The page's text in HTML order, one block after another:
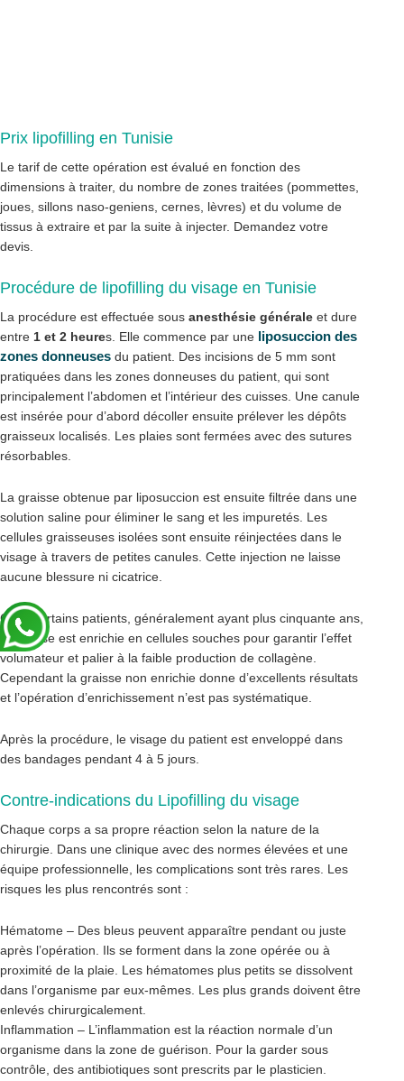
Prix lipofilling en Tunisie
Le tarif de cette opération est évalué en fonction des
dimensions à traiter, du nombre de zones traitées (pommettes,
joues, sillons naso-geniens, cernes, lèvres) et du volume de
tissus à extraire et par la suite à injecter. Demandez votre
devis.
Procédure de lipofilling du visage en Tunisie
La procédure est effectuée sous anesthésie générale et dure
entre 1 et 2 heures. Elle commence par une liposuccion des
zones donneuses du patient. Des incisions de 5 mm sont
pratiquées dans les zones donneuses du patient, qui sont
principalement l’abdomen et l’intérieur des cuisses. Une canule
est insérée pour d’abord décoller ensuite prélever les dépôts
graisseux localisés. Les plaies sont fermées avec des sutures
résorbables.
La graisse obtenue par liposuccion est ensuite filtrée dans une
solution saline pour éliminer le sang et les impuretés. Les
cellules graisseuses isolées sont ensuite réinjectées dans le
visage à travers de petites canules. Cette injection ne laisse
aucune blessure ni cicatrice.
Chez certains patients, généralement ayant plus cinquante ans,
la graisse est enrichie en cellules souches pour garantir l’effet
volumateur et palier à la faible production de collagène.
Cependant la graisse non enrichie donne d’excellents résultats
et l’opération d’enrichissement n’est pas systématique.
Après la procédure, le visage du patient est enveloppé dans
des bandages pendant 4 à 5 jours.
Contre-indications du Lipofilling du visage
Chaque corps a sa propre réaction selon la nature de la
chirurgie. Dans une clinique avec des normes élevées et une
équipe professionnelle, les complications sont très rares. Les
risques les plus rencontrés sont :
Hématome – Des bleus peuvent apparaître pendant ou juste
après l’opération. Ils se forment dans la zone opérée ou à
proximité de la plaie. Les hématomes plus petits se dissolvent
dans l’organisme par eux-mêmes. Les plus grands doivent être
enlevés chirurgicalement.
Inflammation – L’inflammation est la réaction normale d’un
organisme dans la zone de guérison. Pour la garder sous
contrôle, des antibiotiques sont prescrits par le plasticien.